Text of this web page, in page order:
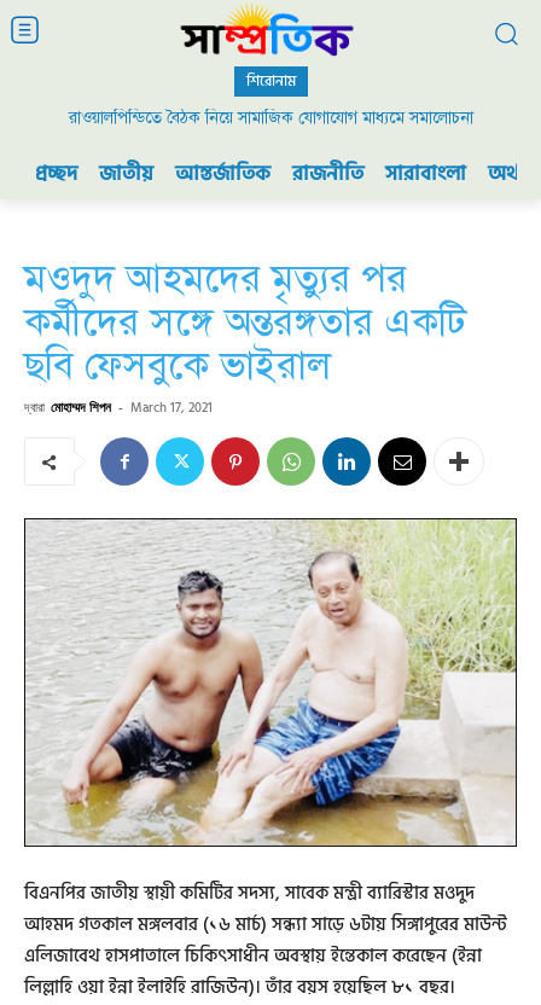
শিরোনাম
রাওয়ালপিন্ডিতে বৈঠক নিয়ে সামাজিক যোগাযোগ মাধ্যমে সমালোচনা
প্রচ্ছদ জাতীয় আন্তর্জাতিক রাজনীতি সারাবাংলা
মওদুদ আহমদের মৃত্যুর পর
কর্মীদের সঙ্গে অন্তরঙ্গতার একটি
ছবি ফেসবুকে ভাইরাল
দ্বারা মোহাম্মদ শিপন - March 17, 2021
বিএনপির জাতীয় স্থায়ী কমিটির সদস্য, সাবেক মন্ত্রী ব্যারিস্টার মওদুদ
আহমদ গতকাল মঙ্গলবার (১৬ মার্চ) সন্ধ্যা সাড়ে ৬টায় সিঙ্গাপুরের মাউন্ট
এলিজাবেথ হাসপাতালে চিকিৎসাধীন অবস্থায় ইন্তেকাল করেছেন (ইন্না
লিল্লাহি ওয়া ইন্না ইলাইহি রাজিউন)। তাঁর বয়স হয়েছিল ৮১ বছর।